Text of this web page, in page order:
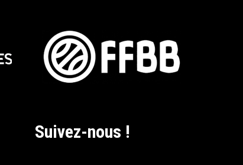
Suivez-nous !